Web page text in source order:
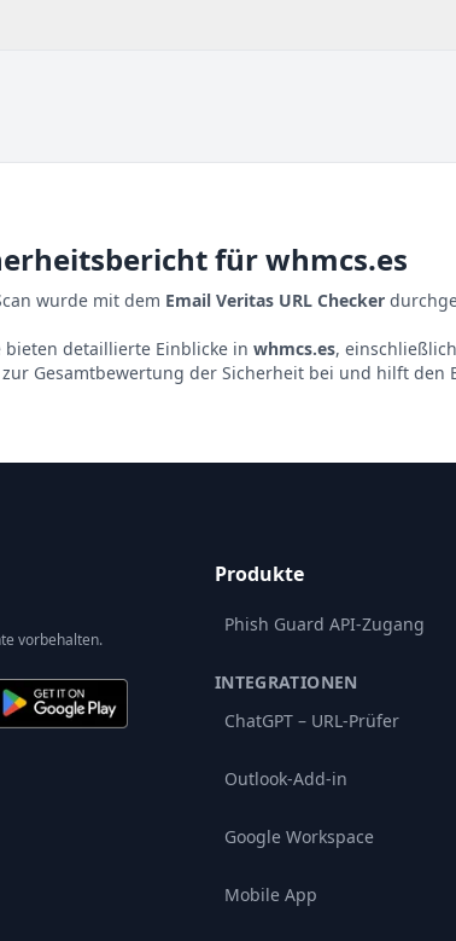
fürwhmcs.es
wurde mit dem Email Veritas URL Checker
bieten detaillierte Einblicke in whmcs.es,
zur Gesamtbewertung der Sicherheit bei und hilft den
vorbehalten.
Produkte
Phish Guard API-Zugang
INTEGRATIONEN
ChatGPT – URL-Prüfer
Outlook-Add-in
Google Workspace
Mobile App